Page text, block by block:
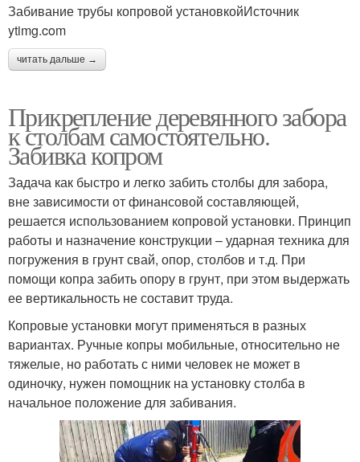
Забивание трубы копровой установкойИсточник
ytimg.com
читать дальше →
Прикрепление деревянного забора
к столбам самостоятельно.
Забивка копром
Задача как быстро и легко забить столбы для забора,
вне зависимости от финансовой составляющей,
решается использованием копровой установки. Принцип
работы и назначение конструкции – ударная техника для
погружения в грунт свай, опор, столбов и т.д. При
помощи копра забить опору в грунт, при этом выдержать
ее вертикальность не составит труда.
Копровые установки могут применяться в разных
вариантах. Ручные копры мобильные, относительно не
тяжелые, но работать с ними человек не может в
одиночку, нужен помощник на установку столба в
начальное положение для забивания.